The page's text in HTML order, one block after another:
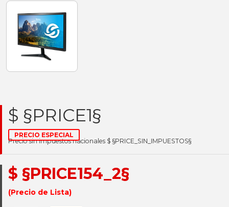
$ §PRICE1§
PRECIO ESPECIAL
Precio sin impuestos nacionales $ §PRICE_SIN_IMPUESTOS§
$ §PRICE154_2§
(Precio de Lista)